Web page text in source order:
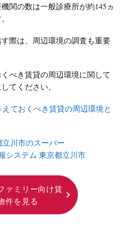
関の数は一般診療所が約145ヵ
際は、周辺環境の調査も重要
べき賃貸の周辺環境に関して
てください。
ておくべき賃貸の周辺環境と
川市のスーパー
システム 東京都立川市
ァミリー向け賃
件を見る